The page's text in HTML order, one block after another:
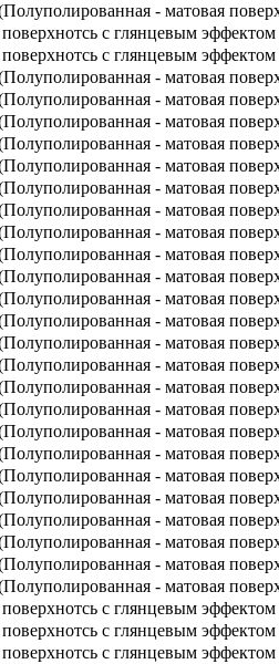
- матовая
с глянцевым эффектом
с глянцевым эффектом
- матовая
- матовая
- матовая
- матовая
- матовая
- матовая
- матовая
- матовая
- матовая
- матовая
- матовая
- матовая
- матовая
- матовая
- матовая
- матовая
- матовая
- матовая
- матовая
- матовая
- матовая
- матовая
- матовая
- матовая
с глянцевым эффектом
с глянцевым эффектом
с глянцевым эффектом